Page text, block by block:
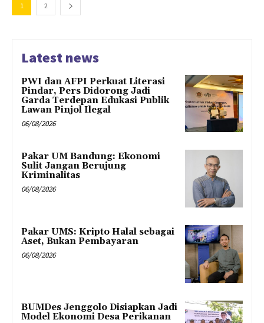
1 2
Latest news
PWI dan AFPI Perkuat Literasi
Pindar, Pers Didorong Jadi
Garda Terdepan Edukasi Publik
Lawan Pinjol Ilegal
06/08/2026
Pakar UM Bandung: Ekonomi
Sulit Jangan Berujung
Kriminalitas
06/08/2026
Pakar UMS: Kripto Halal sebagai
Aset, Bukan Pembayaran
06/08/2026
BUMDes Jenggolo Disiapkan Jadi
Model Ekonomi Desa Perikanan